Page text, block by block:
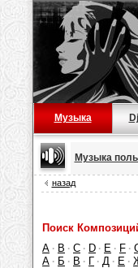
Музыка
Музыка
назад
Поиск
A · B · C · D · E · F ·
А · Б · В · Г · Д · Е ·